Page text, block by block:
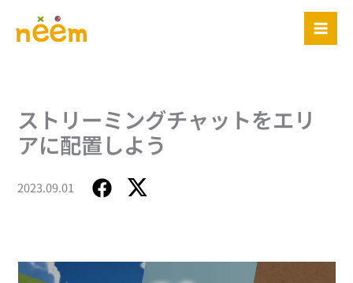
ストリーミングチャットをエリ
アに配置しよう
2023.09.01